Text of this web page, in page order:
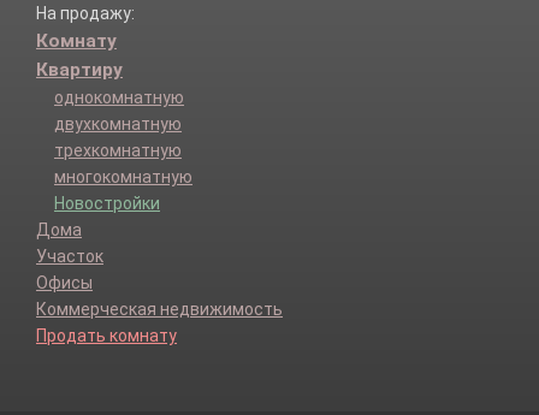
На продажу:
Комнату
Квартиру
однокомнатную
двухкомнатную
трехкомнатную
многокомнатную
Новостройки
Дома
Участок
Офисы
Коммерческая недвижимость
Продать комнату